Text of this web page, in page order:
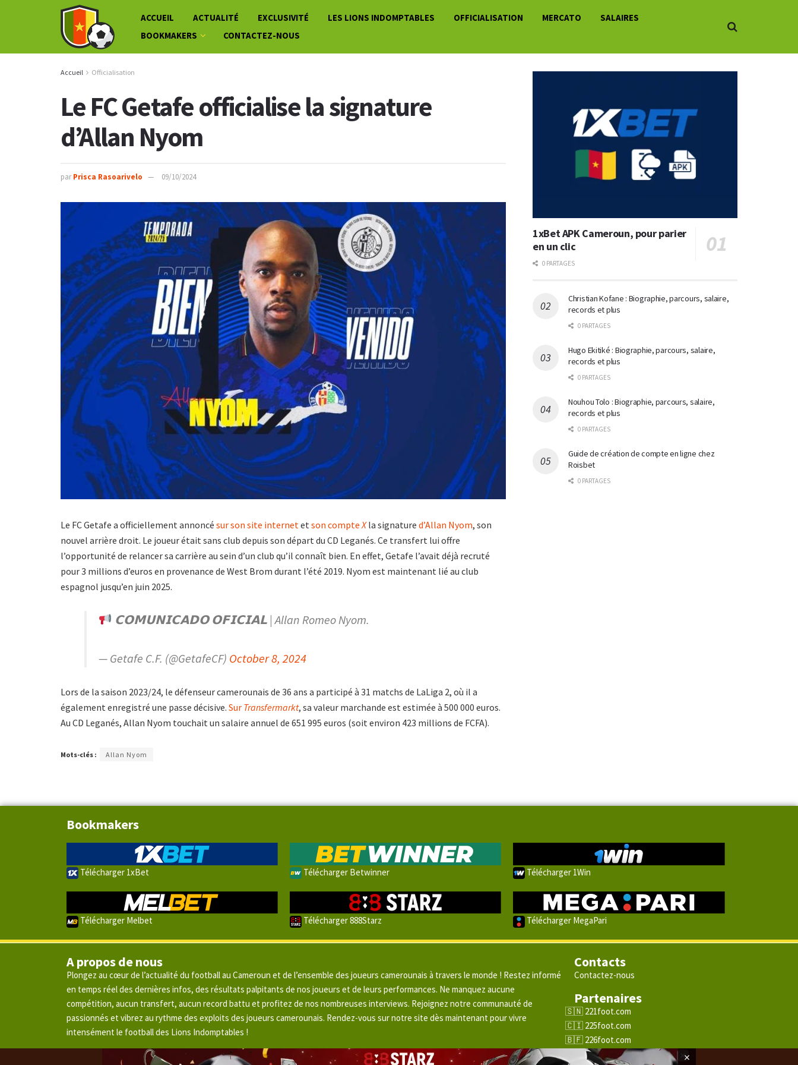
ACCUEIL ACTUALITÉ EXCLUSIVITÉ LES LIONS INDOMPTABLES OFFICIALISATION MERCATO
SALAIRES
BOOKMAKERS
CONTACTEZ-NOUS
Accueil Officialisation
Le FC Getafe officialise la signature
d’Allan Nyom
par Prisca Rasoarivelo 09/10/2024
Le FC Getafe a officiellement annoncé sur son site internetetson compteXla signature d’Allan Nyom, son
nouvel arrière droit. Le joueur était sans club depuis son départ du CD Leganés. Ce transfert lui offre
l’opportunité de relancer sa carrière au sein d’un club qu’il connaît bien. En effet, Getafe l’avait déjà recruté
pour 3 millions d’euros en provenance de West Brom durant l’été 2019. Nyom est maintenant lié au club
espagnol jusqu’en juin 2025.
𝗖𝗢𝗠𝗨𝗡𝗜𝗖𝗔𝗗𝗢 𝗢𝗙𝗜𝗖𝗜𝗔𝗟 | Allan Romeo Nyom.
— Getafe C.F. (@GetafeCF) October 8, 2024
Lors de la saison 2023/24, le défenseur camerounais de 36 ans a participé à 31 matchs de LaLiga 2, où il a
également enregistré une passe décisive. Sur Transfermarkt, sa valeur marchande est estimée à 500 000 euros.
Au CD Leganés, Allan Nyom touchait un salaire annuel de 651 995 euros (soit environ 423 millions de FCFA).
Mots-clés : Allan Nyom
1xBet APK Cameroun, pour parier
en un clic
0 PARTAGES
Christian Kofane : Biographie, parcours, salaire,
records et plus
0 PARTAGES
Hugo Ekitiké : Biographie, parcours, salaire,
records et plus
0 PARTAGES
Nouhou Tolo : Biographie, parcours, salaire,
records et plus
0 PARTAGES
Guide de création de compte en ligne chez
Roisbet
0 PARTAGES
Bookmakers
Télécharger 1xBet Télécharger Betwinner Télécharger 1Win
Télécharger Melbet Télécharger 888Starz Télécharger MegaPari
A propos de nous
Plongez au cœur de l’actualité du football au Cameroun et de l’ensemble des joueurs camerounais à travers le monde ! Restez informé
en temps réel des dernières infos, des résultats palpitants de nos joueurs et de leurs performances. Ne manquez aucune
compétition, aucun transfert, aucun record battu et profitez de nos nombreuses interviews. Rejoignez notre communauté de
passionnés et vibrez au rythme des exploits des joueurs camerounais. Rendez-vous sur notre site dès maintenant pour vivre
intensément le football des Lions Indomptables !
Contacts
Contactez-nous
Partenaires
221foot.com
225foot.com
226foot.com
228foot.com
×